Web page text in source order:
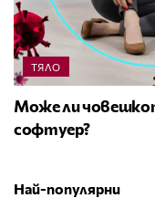
ТЯЛО
Може ли
софтуер?
Най-популярни